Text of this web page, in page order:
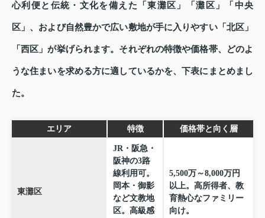
心利便と伝統・文化を備えた「東灘区」「灘区」「中央
区」、および自然豊かで広い敷地が手に入りやすい「北区」
「西区」が挙げられます。それぞれの特徴や価格帯、どのよ
うな住まいを求める方に適しているかを、下表にまとめまし
た。
エリア 特徴 価格帯と向く層
東灘区
JR・阪急・
阪神の3路
線利用可。
岡本・御影
など文教地
区。高級感
5,500万～8,000万円
以上。高所得者、教
育熱心なファミリー
向け。